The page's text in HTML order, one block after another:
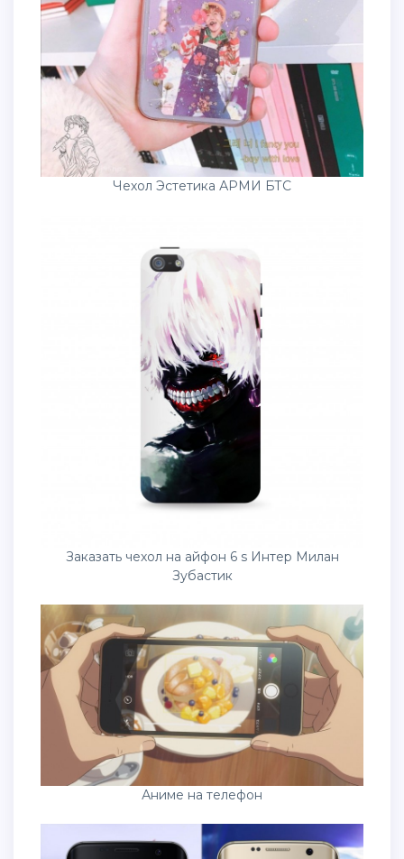
Чехол Эстетика АРМИ БТС
Заказать чехол на айфон 6 s Интер Милан
Зубастик
Аниме на телефон